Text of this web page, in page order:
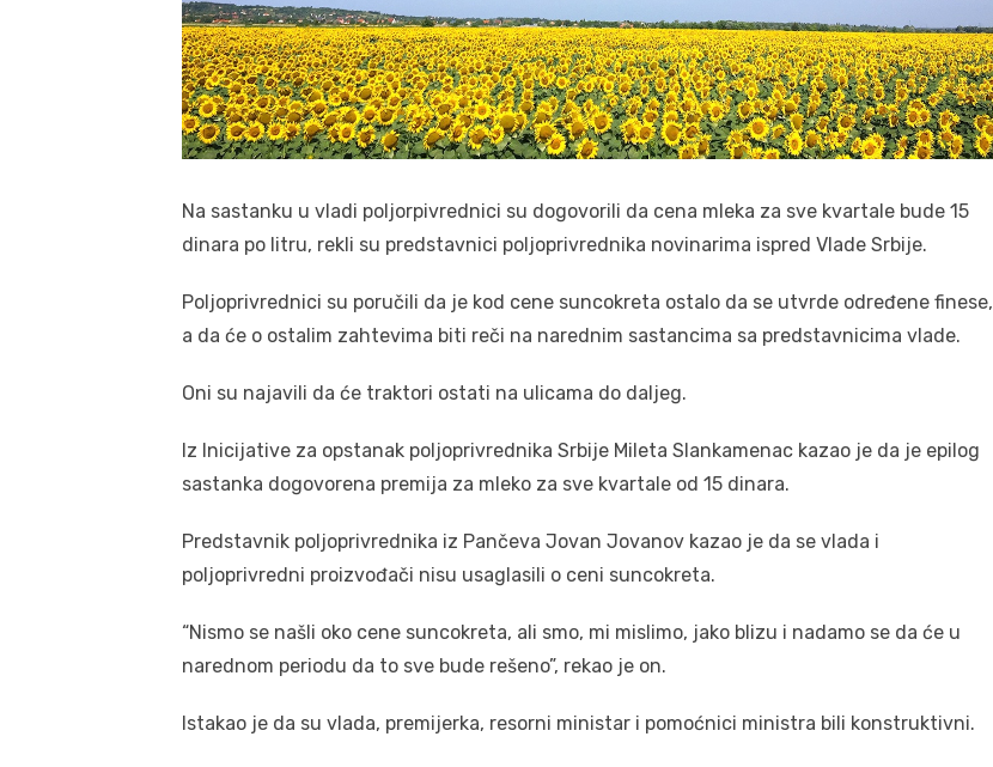
Na sastanku u vladi poljorpivrednici su dogovorili da cena mleka za sve kvartale bude 15
dinara po litru, rekli su predstavnici poljoprivrednika novinarima ispred Vlade Srbije.
Poljoprivrednici su poručili da je kod cene suncokreta ostalo da se utvrde određene finese,
a da će o ostalim zahtevima biti reči na narednim sastancima sa predstavnicima vlade.
Oni su najavili da će traktori ostati na ulicama do daljeg.
Iz Inicijative za opstanak poljoprivrednika Srbije Mileta Slankamenac kazao je da je epilog
sastanka dogovorena premija za mleko za sve kvartale od 15 dinara.
Predstavnik poljoprivrednika iz Pančeva Jovan Jovanov kazao je da se vlada i
poljoprivredni proizvođači nisu usaglasili o ceni suncokreta.
“Nismo se našli oko cene suncokreta, ali smo, mi mislimo, jako blizu i nadamo se da će u
narednom periodu da to sve bude rešeno”, rekao je on.
Istakao je da su vlada, premijerka, resorni ministar i pomoćnici ministra bili konstruktivni.